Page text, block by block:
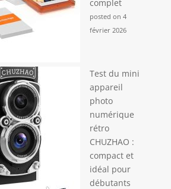
complet
posted on 4
février 2026
Test du mini
appareil
photo
numérique
rétro
CHUZHAO :
compact et
idéal pour
débutants